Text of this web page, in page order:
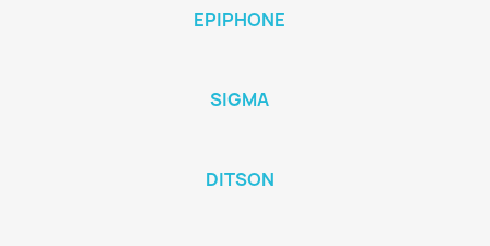
EPIPHONE
SIGMA
DITSON